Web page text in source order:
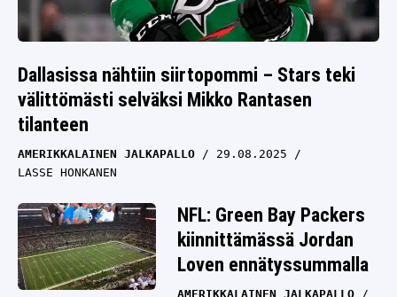
Dallasissa nähtiin siirtopommi – Stars teki
välittömästi selväksi Mikko Rantasen
tilanteen
AMERIKKALAINEN JALKAPALLO
29.08.2025
LASSE HONKANEN
NFL: Green Bay Packers
kiinnittämässä Jordan
Loven ennätyssummalla
AMERIKKALAINEN JALKAPALLO